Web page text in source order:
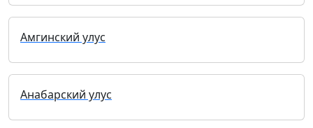
Амгинский улус
Анабарский улус